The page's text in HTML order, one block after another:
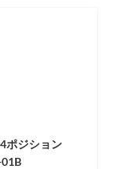
ポジション